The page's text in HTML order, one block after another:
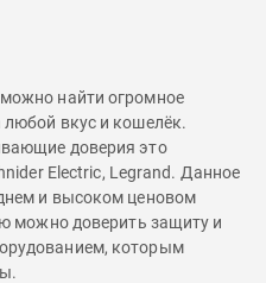
найти огромное
любой вкус и кошелёк.
доверия это
Electric, Legrand. Данное
и высоком ценовом
можно доверить защиту и
которым